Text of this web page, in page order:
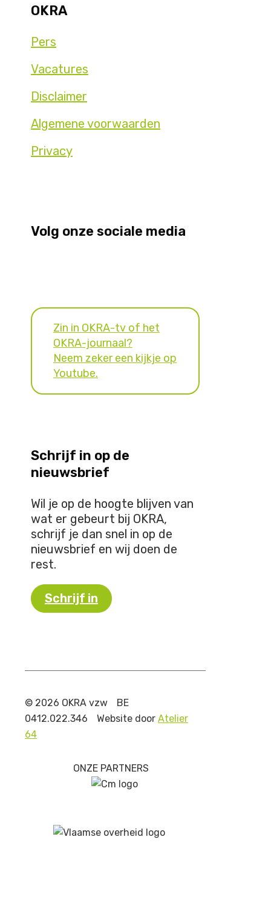
OKRA
Pers
Vacatures
Disclaimer
Algemene voorwaarden
Privacy
Volg onze sociale media
Zin in OKRA-tv of het
OKRA-journaal?
Neem zeker een kijkje op
Youtube.
Schrijf in op de
nieuwsbrief
Wil je op de hoogte blijven van
wat er gebeurt bij OKRA,
schrijf je dan snel in op de
nieuwsbrief en wij doen de
rest.
Schrijf in
© 2026 OKRA vzw
BE
0412.022.346
Website door Atelier
64
ONZE PARTNERS